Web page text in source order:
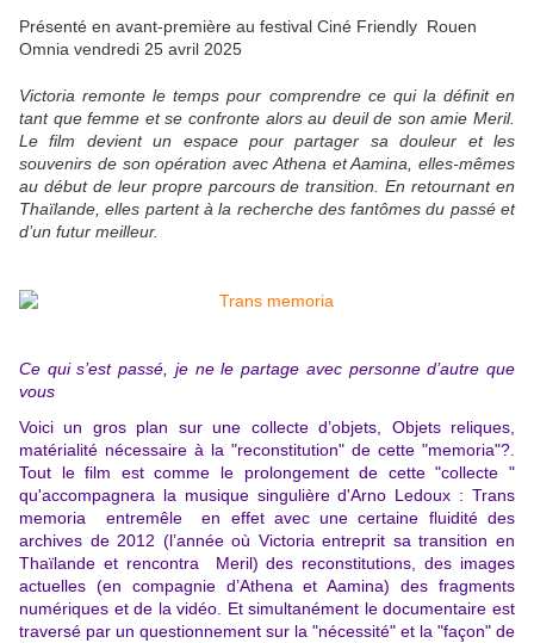
Présenté en avant-première au festival Ciné Friendly Rouen
Omnia vendredi 25 avril 2025
Victoria remonte le temps pour comprendre ce qui la définit en
tant que femme et se confronte alors au deuil de son amie Meril.
Le film devient un espace pour partager sa douleur et les
souvenirs de son opération avec Athena et Aamina, elles-mêmes
au début de leur propre parcours de transition. En retournant en
Thaïlande, elles partent à la recherche des fantômes du passé et
d’un futur meilleur.
Ce qui s’est passé, je ne le partage avec personne d’autre que
vous
Voici un gros plan sur une collecte d’objets, Objets reliques,
matérialité nécessaire à la "reconstitution" de cette "memoria"?.
Tout le film est comme le prolongement de cette "collecte "
qu'accompagnera la musique singulière d'Arno Ledoux : Trans
memoria entremêle en effet avec une certaine fluidité des
archives de 2012 (l’année où Victoria entreprit sa transition en
Thaïlande et rencontra Meril) des reconstitutions, des images
actuelles (en compagnie d’Athena et Aamina) des fragments
numériques et de la vidéo. Et simultanément le documentaire est
traversé par un questionnement sur la "nécessité" et la "façon" de